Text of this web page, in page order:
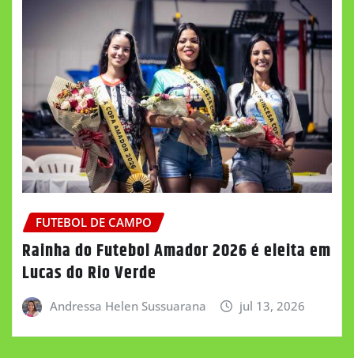
FUTEBOL DE CAMPO
Rainha do Futebol Amador 2026 é eleita em
Lucas do Rio Verde
Andressa Helen Sussuarana jul 13, 2026